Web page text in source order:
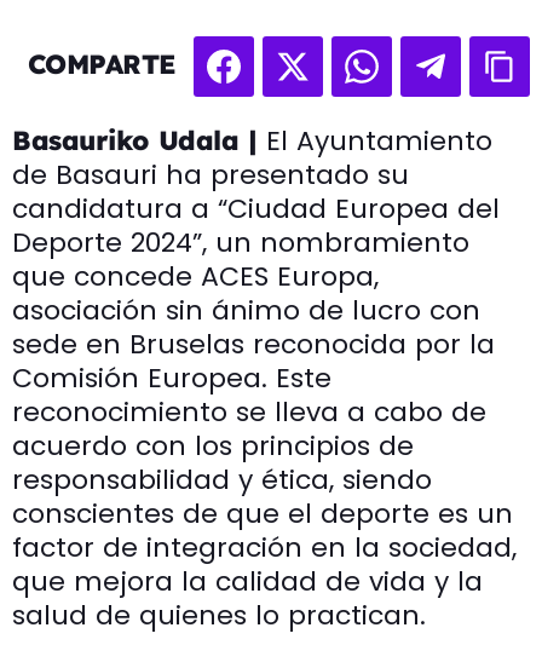
COMPARTE
Basauriko Udala | El Ayuntamiento
de Basauri ha presentado su
candidatura a “Ciudad Europea del
Deporte 2024”, un nombramiento
que concede ACES Europa,
asociación sin ánimo de lucro con
sede en Bruselas reconocida por la
Comisión Europea. Este
reconocimiento se lleva a cabo de
acuerdo con los principios de
responsabilidad y ética, siendo
conscientes de que el deporte es un
factor de integración en la sociedad,
que mejora la calidad de vida y la
salud de quienes lo practican.